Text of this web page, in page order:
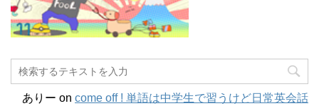
ありー on come off ! 単語は中学生で習うけど日常英会話